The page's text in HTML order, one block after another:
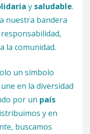
y saludable.
nuestra bandera
la comunidad.
un símbolo
en la diversidad
por un país
y en
buscamos